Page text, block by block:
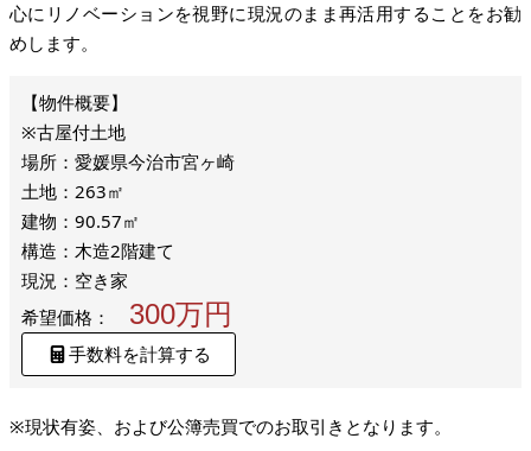
心にリノベーションを視野に現況のまま再活用することをお勧
めします。
※古屋付土地
場所：愛媛県今治市宮ヶ崎
土地：263㎡
建物：90.57㎡
構造：木造2階建て
現況：空き家
希望価格：
300万円
手数料を計算する
※現状有姿、および公簿売買でのお取引きとなります。